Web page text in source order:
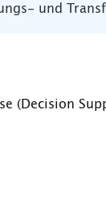
und
(Decision